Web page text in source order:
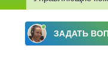
Главное меню